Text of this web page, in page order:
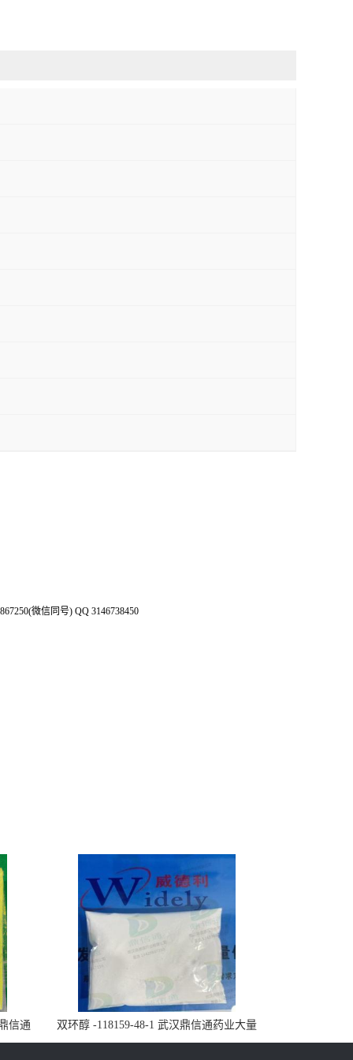
微信同号) QQ 3146738450
信通
双环醇 -118159-48-1 武汉鼎信通药业大量
现货供应